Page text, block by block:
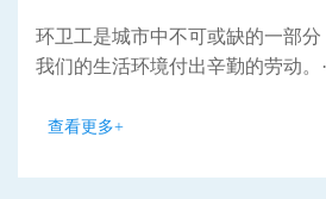
环卫工是城市中不可或缺的一部
我们的生活环境付出辛勤的劳动。
查看更多+